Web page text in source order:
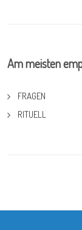
Am meisten
FRAGEN
RITUELL